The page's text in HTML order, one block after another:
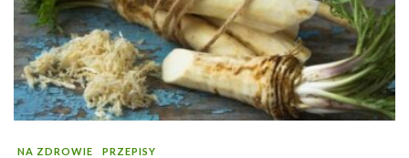
NA ZDROWIE PRZEPISY